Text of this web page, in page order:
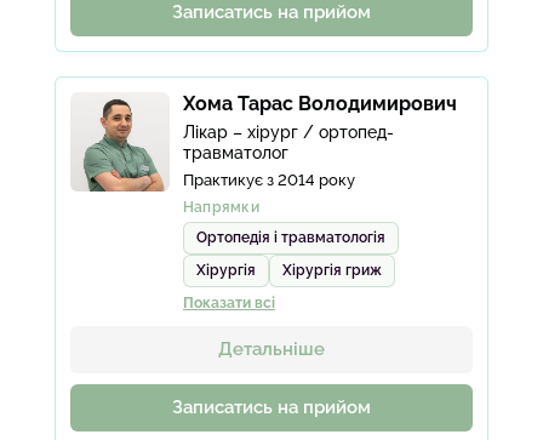
Записатись на прийом
Хома Тарас Володимирович
Лікар – хірург / ортопед-
травматолог
Практикує з 2014 року
Напрямки
Ортопедія і травматологія
Хірургія
Хірургія гриж
Показати всі
Детальніше
Записатись на прийом